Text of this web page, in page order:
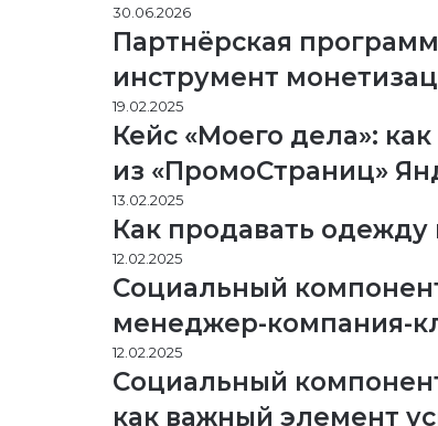
30.06.2026
Партнёрская
инструмент
19.02.2025
Кейс «Моего дела»:
из «ПромоСтраниц»
13.02.2025
Как продавать одежду
12.02.2025
Социальный
менеджер-компания-
12.02.2025
Социальный
как важный элемент